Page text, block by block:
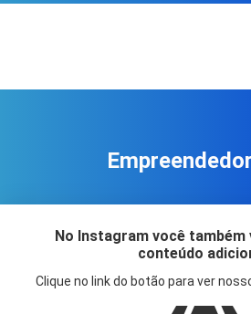
No Instagram você
conteúdo
Clique no link do botão para ver